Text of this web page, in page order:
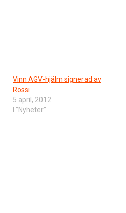
Vinn AGV-hjälm signerad av
Rossi
5 april, 2012
I ”Nyheter”